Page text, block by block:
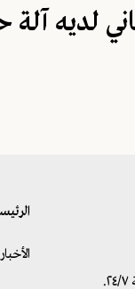
لديه
الأخبار